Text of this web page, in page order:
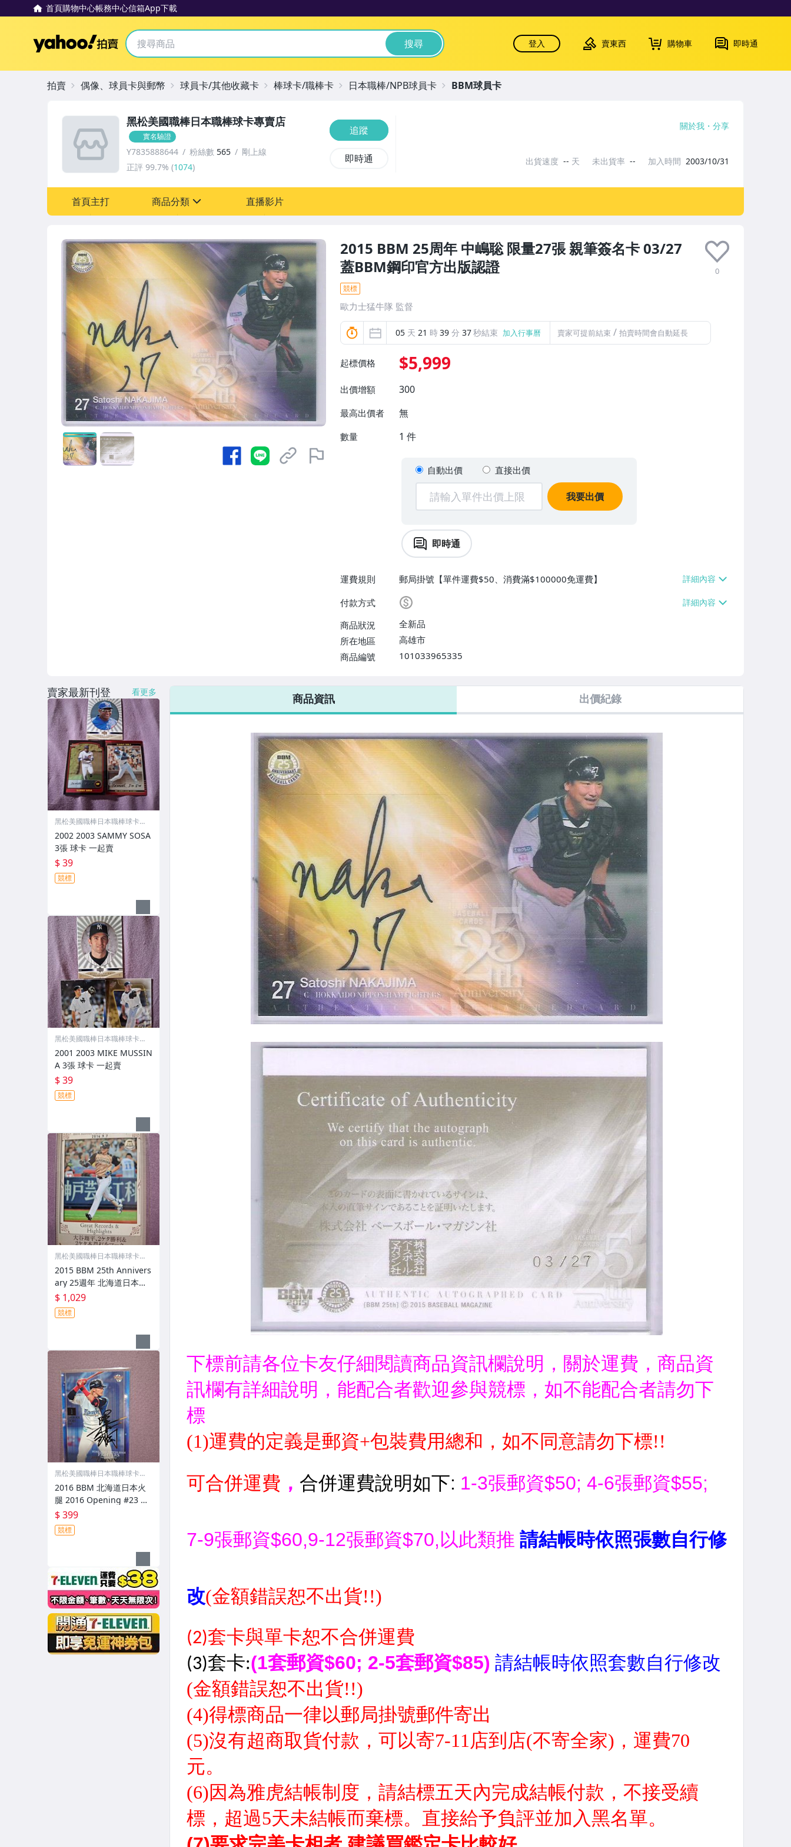
首頁購物中心帳務中心信箱App下載
Yahoo拍賣 搜尋 登入 賣東西 購物車 即時通
2015 BBM 25周年 中嶋聡 限量27張 親筆簽名卡 03/27
蓋BBM鋼印官方出版認證
0
競標
歐力士猛牛隊 監督
05 天 21 時39 分 35秒結束 加入行事曆 賣家可提前結束 / 拍賣時間會自動延長
起標價格 $5,999
出價增額 300
最高出價者 無
數量 1 件
自動出價 直接出價
我要出價
即時通
運費規則
郵局掛號【單件運費$50、消費滿$100000免運費】
付款方式
商品狀況
全新品
所在地區
高雄市
商品編號
101033965335
黑松美國職棒日本職棒球卡專賣店
實名驗證
Y7835888644 粉絲數 565
剛上線
正評 99.7% (1074)
追蹤
即時通
關於我 分享
出貨速度 -- 天 未出貨率 -- 加入時間 2003/10/31
首頁主打 商品分類
玩具、模型與公仔
偶像、球員卡與郵幣
運動、戶外與休閒
直播影片
拍賣 偶像、球員卡與郵幣 球員卡/其他收藏卡 棒球卡/職棒卡 日本職棒/NPB球員卡 BBM球員卡
商品資訊 出價紀錄
賣家最新刊登 看更多
黑松美國職棒日本職棒球卡專
2002 2003 SAMMY SOSA
3張 球卡 一起賣
$ 39
競標
黑松美國職棒日本職棒球卡專
2001 2003 MIKE MUSSIN
A 3張 球卡 一起賣
$ 39
競標
黑松美國職棒日本職棒球卡專
2015 BBM 25th Annivers
ary 25週年 北海道日本火
腿Fighters #187 大谷翔平
Great & Highlight 1張 球
卡
$ 1,029
競標
黑松美國職棒日本職棒球卡專
2016 BBM 北海道日本火
腿 2016 Opening #23 陽
岱鋼 金箔印刷簽名卡 限量
1800 張
$ 399
競標